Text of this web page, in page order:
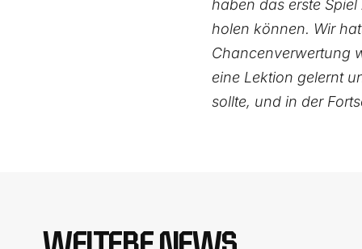
haben das erste
holen können. Wir
Chancenverwertung
eine Lektion gelernt
sollte, und in der